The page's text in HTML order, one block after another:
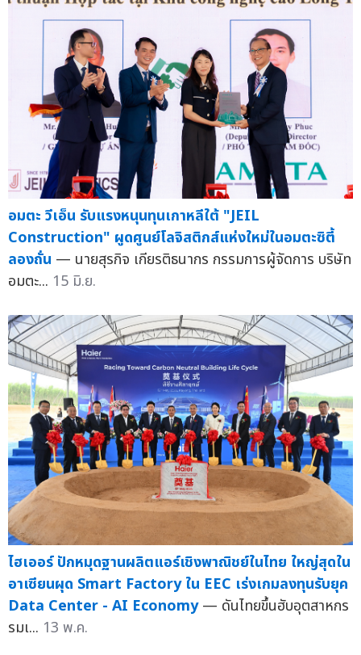
อมตะ วีเอ็น รับแรงหนุนทุนเกาหลีใต้ "JEIL
Construction" ผูดศูนย์โลจิสติกส์แห่งใหม่ในอมตะซิตี้
ลองถั่น — นายสุรกิจ เกียรติธนากร กรรมการผู้จัดการ บริษัท
อมตะ... 15 มิ.ย.
ไฮเออร์ ปักหมุดฐานผลิตแอร์เชิงพาณิชย์ในไทย ใหญ่สุดใน
อาเซียนผุด Smart Factory ใน EEC เร่งเกมลงทุนรับยุค
Data Center - AI Economy — ดันไทยขึ้นฮับอุตสาหกร
รมเ... 13 พ.ค.